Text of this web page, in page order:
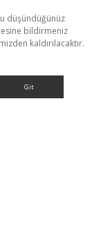
düşündüğünüz
bildirmeniz
kaldırılacaktır.